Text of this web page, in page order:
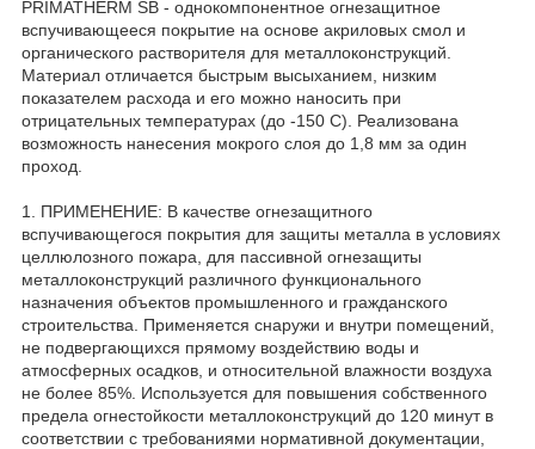
PRIMATHERM SB - однокомпонентное огнезащитное
вспучивающееся покрытие на основе акриловых смол и
органического растворителя для металлоконструкций.
Материал отличается быстрым высыханием, низким
показателем расхода и его можно наносить при
отрицательных температурах (до -150 С). Реализована
возможность нанесения мокрого слоя до 1,8 мм за один
проход.
1. ПРИМЕНЕНИЕ: В качестве огнезащитного
вспучивающегося покрытия для защиты металла в условиях
целлюлозного пожара, для пассивной огнезащиты
металлоконструкций различного функционального
назначения объектов промышленного и гражданского
строительства. Применяется снаружи и внутри помещений,
не подвергающихся прямому воздействию воды и
атмосферных осадков, и относительной влажности воздуха
не более 85%. Используется для повышения собственного
предела огнестойкости металлоконструкций до 120 минут в
соответствии с требованиями нормативной документации,